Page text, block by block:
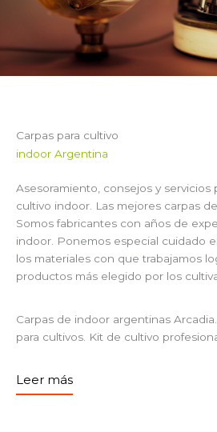
Carpas para cultivo
indoor Argentina
Asesoramiento, consejos y servicios
cultivo indoor. Las mejores carpas
Somos fabricantes con años de
indoor. Ponemos especial cuidado
los materiales con que trabajamos
productos más elegido por los
Carpas de indoor argentinas
para cultivos. Kit de cultivo
Leer más